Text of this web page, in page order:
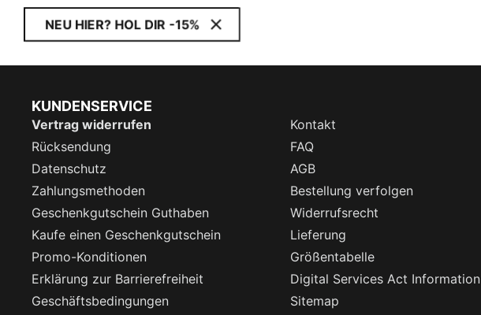
NEU HIER? HOL DIR -15%
KUNDENSERVICE
Vertrag widerrufen
Kontakt
Rücksendung
FAQ
Datenschutz
AGB
Zahlungsmethoden
Bestellung verfolgen
Geschenkgutschein Guthaben
Widerrufsrecht
Kaufe einen Geschenkgutschein
Lieferung
Promo-Konditionen
Größentabelle
Erklärung zur Barrierefreiheit
Digital Services Act Information
Geschäftsbedingungen
Sitemap